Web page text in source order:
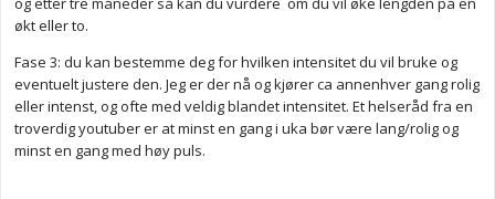
økt eller to.
Fase 3: du kan bestemme deg for hvilken intensitet du vil bruke og
eventuelt justere den. Jeg er der nå og kjører ca annenhver gang rolig
eller intenst, og ofte med veldig blandet intensitet. Et helseråd fra en
troverdig youtuber er at minst en gang i uka bør være lang/rolig og
minst en gang med høy puls.